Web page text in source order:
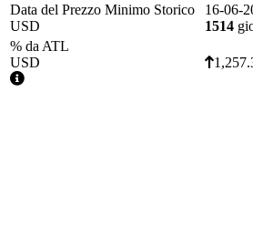
Data del Prezzo Minimo Storico
USD
16-06-
1514
% da ATL
USD